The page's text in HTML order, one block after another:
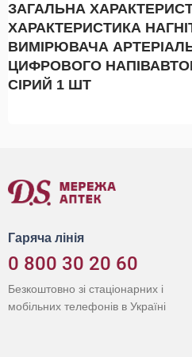
ЗАГАЛЬНА
ХАРАКТЕРИСТИКА
ВИМІРЮВАЧА
ЦИФРОВОГО
СІРИЙ 1 ШТ
Гаряча лінія
0 800 30 20 60
Безкоштовно зі стаціонарних і
мобільних телефонів в Україні